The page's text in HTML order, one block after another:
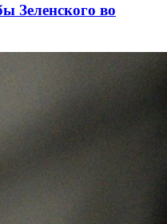
Зеленского во